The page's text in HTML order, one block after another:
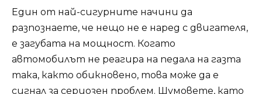
Един от най-сигурните начини да
разпознаете, че нещо не е наред с двигателя,
е загубата на мощност. Когато
автомобилът не реагира на педала на газта
така, както обикновено, това може да е
сигнал за сериозен проблем. Шумовете, като